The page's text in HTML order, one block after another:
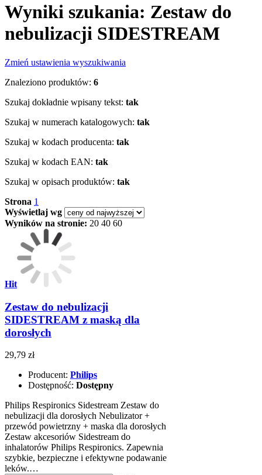
Wyniki szukania: Zestaw do
nebulizacji SIDESTREAM
Zmień ustawienia wyszukiwania
Znaleziono produktów: 6
Szukaj dokładnie wpisany tekst: tak
Szukaj w numerach katalogowych: tak
Szukaj w kodach producenta: tak
Szukaj w kodach EAN: tak
Szukaj w opisach produktów: tak
Strona 1
Wyświetlaj wg
Wyników na stronie: 20 40 60
Hit
Zestaw do nebulizacji
SIDESTREAM z maską dla
dorosłych
29,79 zł
Producent: Philips
Dostępność: Dostępny
Philips Respironics Sidestream Zestaw do
nebulizacji dla dorosłych Nebulizator +
przewód powietrzny + maska dla dorosłych
Zestaw akcesoriów Sidestream do
inhalatorów Philips Respironics. Zapewnia
szybkie, bezpieczne i efektywne podawanie
leków.…